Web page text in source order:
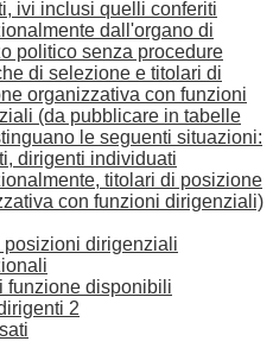
ivi inclusi quelli conferiti
dall'organo di
politico senza procedure
di selezione e titolari di
organizzativa con funzioni
(da pubblicare in tabelle
le seguenti situazioni:
dirigenti individuati
titolari di posizione
con funzioni dirigenziali)
posizioni dirigenziali
funzione disponibili
2